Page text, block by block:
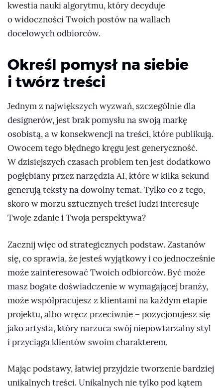
kwestia nauki algorytmu, który decyduje
o widoczności Twoich postów na wallach
docelowych odbiorców.
Określ pomysł na siebie
i twórz treści
Jednym z największych wyzwań, szczególnie dla
designerów, jest brak pomysłu na swoją markę
osobistą, a w konsekwencji na treści, które publikują.
Owocem tego błędnego kręgu jest generyczność.
W dzisiejszych czasach problem ten jest dodatkowo
pogłębiany przez narzędzia AI, które w kilka sekund
generują teksty na dowolny temat. Tylko co z tego,
skoro w morzu sztucznych treści ludzi interesuje
Twoje zdanie i Twoja perspektywa?
Zacznij więc od strategicznych podstaw. Zastanów
się, co sprawia, że jesteś wyjątkowy i co jednocześnie
może zainteresować Twoich odbiorców. Być może
masz bogate doświadczenie w wymagającej branży,
może współpracujesz z klientami na każdym etapie
projektu, albo wręcz przeciwnie – pozycjonujesz się
jako artysta, który narzuca swój niepowtarzalny styl
i przyciąga klientów swoim charakterem.
Mając podstawy, łatwiej przyjdzie tworzenie bardziej
unikalnych treści. Unikalnych nie tylko pod kątem